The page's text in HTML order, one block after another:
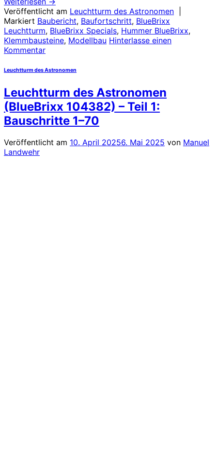
Veröffentlicht am Leuchtturm des Astronomen
Markiert Baubericht, Baufortschritt, BlueBrixx
Leuchtturm, BlueBrixx Specials, Hummer BlueBrixx,
Klemmbausteine, Modellbau Hinterlasse einen
Kommentar
Leuchtturm des Astronomen
Leuchtturm des Astronomen
(BlueBrixx 104382) – Teil 1:
Bauschritte 1–70
Veröffentlicht am 10. April 20256. Mai 2025 von Manuel
Landwehr